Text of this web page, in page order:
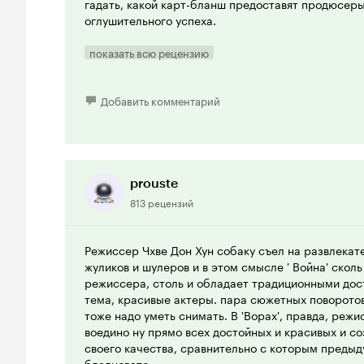
гадать, какой карт-бланш предоставят
оглушительного успеха.
На «Войну цветов» (или «Таза») же было продано
между главным героем и ней переполняет фильм
неправильно думать, что помимо демонстрации
на экране показать. Например, буквально через
отделяет её от сексуальной пантеры в «Таза».
Вообще, каст у режиссера потрясающий. Череда
над которыми дополнительно отлично
костюмам, воссоздав стиль корейских
увлекательнейшее погружение в крайне
Мои самые горячие рекомендации.
показать всю рецензию
Добавить комментарий
prouste
813 рецензий
Режиссер Чхве Дон Хун собаку съел на
жуликов и шулеров и в этом смысле ' Война'
режиссера, столь и обладает традиционными
тема, красивые актеры. пара сюжетных
тоже надо уметь снимать. В 'Ворах', правда,
воедино ну прямо всех достойных и красивых и
своего качества, сравнительно с которым